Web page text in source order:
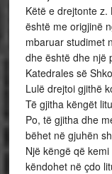
Këtë e drejtonte
është me origjinë
mbaruar studimet
dhe është dhe një
Katedrales së
Lulë drejtoi gjithë
Të gjitha këngët
Po, të gjitha dhe
bëhet në gjuhën
Një këngë që
këndohet në çdo